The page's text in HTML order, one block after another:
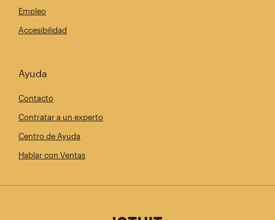
Empleo
Accesibilidad
Ayuda
Contacto
Contratar a un experto
Centro de Ayuda
Hablar con Ventas